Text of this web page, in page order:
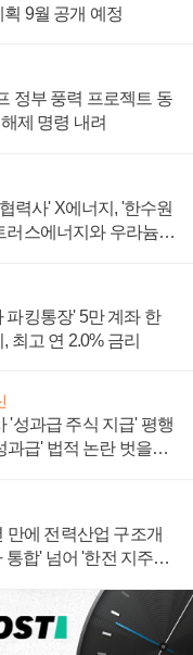
9월 공개 예정
정부 풍력 프로젝트 동
제 명령 내려
력사' X에너지, '한수원
러스에너지와 우라늄
파킹통장' 5만 계좌 한
최고 연 2.0% 금리
'성과급 주식 지급' 평행
과급' 법적 논란 벗을지
만에 전력산업 구조개
합' 넘어 '한전 지주사'